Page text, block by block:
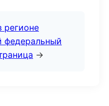
регионе
федеральный
→